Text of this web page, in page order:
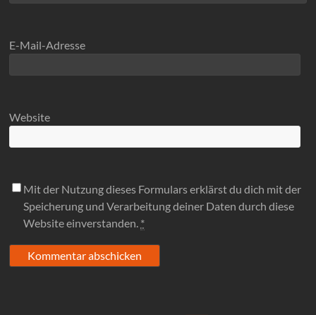
E-Mail-Adresse
Website
Mit der Nutzung dieses Formulars erklärst du dich mit der
Speicherung und Verarbeitung deiner Daten durch diese
Website einverstanden. *